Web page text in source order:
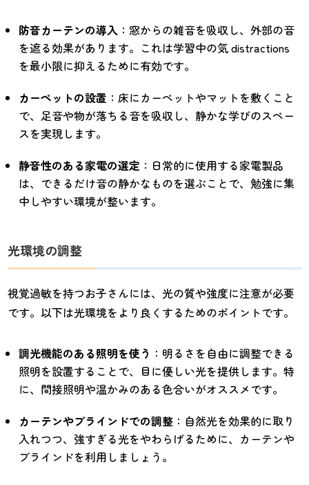
防音カーテンの導入 ：窓からの雑音を吸収し、外部の音
を遮る効果があります。これは学習中の気 distractions
を最小限に抑えるために有効です。
カーペットの設置 ：床にカーペットやマットを敷くこと
で、足音や物が落ちる音を吸収し、静かな学びのスペー
スを実現します。
静音性のある家電の選定 ：日常的に使用する家電製品
は、できるだけ音の静かなものを選ぶことで、勉強に集
中しやすい環境が整います。
光環境の調整
視覚過敏を持つお子さんには、光の質や強度に注意が必要
です。以下は光環境をより良くするためのポイントです。
調光機能のある照明を使う ：明るさを自由に調整できる
照明を設置することで、目に優しい光を提供します。特
に、間接照明や温かみのある色合いがオススメです。
カーテンやブラインドでの調整 ：自然光を効果的に取り
入れつつ、強すぎる光をやわらげるために、カーテンや
ブラインドを利用しましょう。